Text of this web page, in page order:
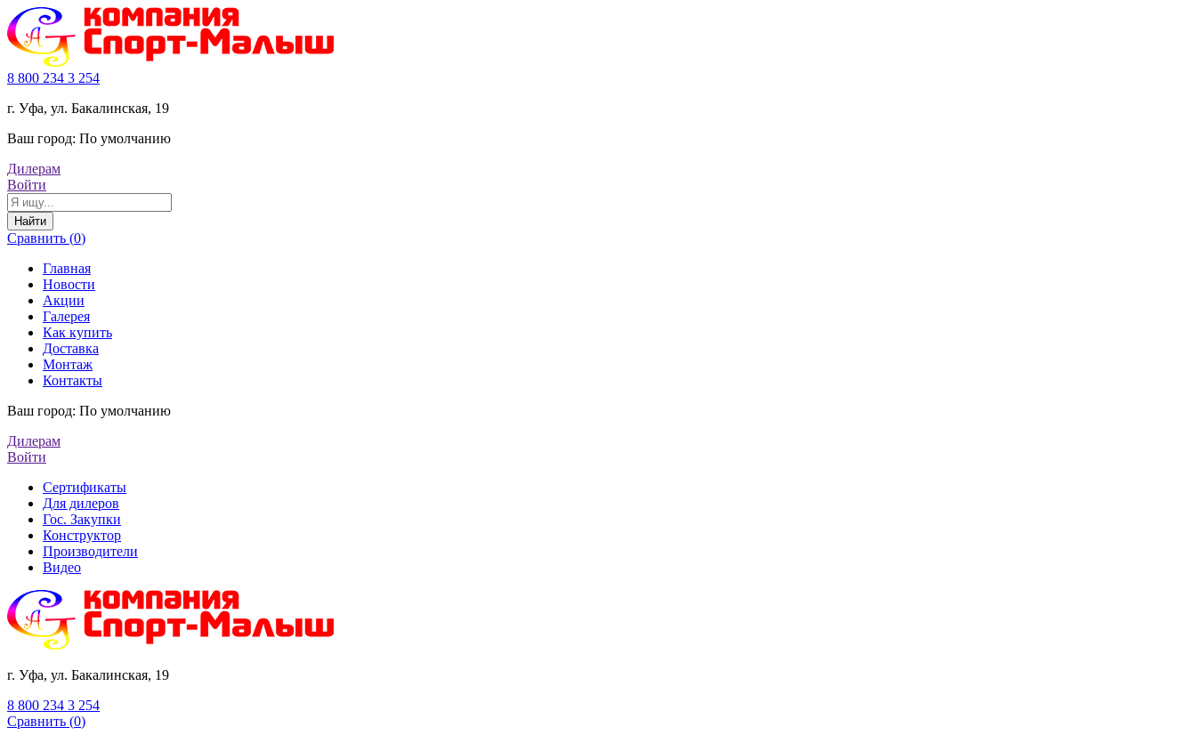
8 800 234 3 254
г. Уфа, ул. Бакалинская, 19
Ваш город: По умолчанию
Дилерам
Войти
Найти
Сравнить (0)
Главная
Новости
Акции
Галерея
Как купить
Доставка
Монтаж
Контакты
Ваш город: По умолчанию
Дилерам
Войти
Сертификаты
Для дилеров
Гос. Закупки
Конструктор
Производители
Видео
г. Уфа, ул. Бакалинская, 19
8 800 234 3 254
Сравнить (0)